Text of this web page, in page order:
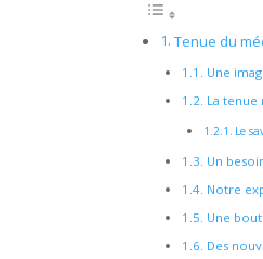
Tenue du
Une
La
Le
Un
Notre
Une
Des